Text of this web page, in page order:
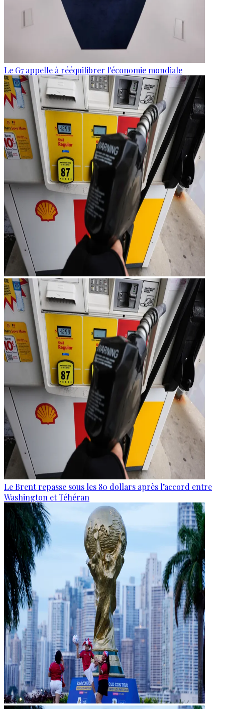
Le G7 appelle à rééquilibrer l'économie mondiale
Le Brent repasse sous les 80 dollars après l’accord entre
Washington et Téhéran